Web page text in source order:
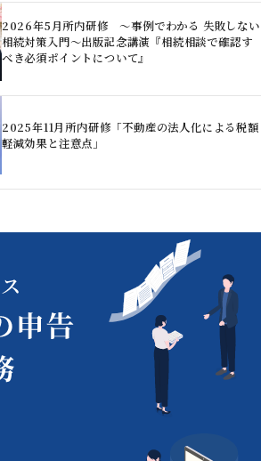
2026年5月所内研修 ～事例でわかる 失敗しない
相続対策入門～出版記念講演『相続相談で確認す
べき必須ポイントについて』
2025年11月所内研修「不動産の法人化による税額
軽減効果と注意点」